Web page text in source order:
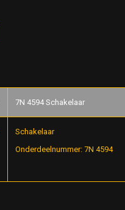
7N 4594 Schakelaar
Schakelaar
Onderdeelnummer: 7N 4594